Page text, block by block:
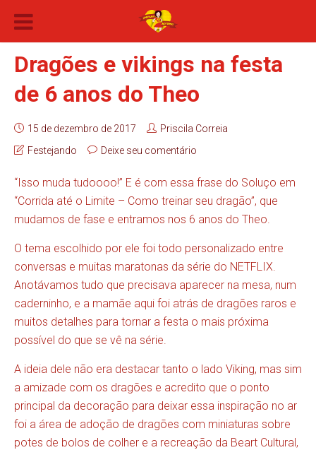
Dragões e vikings na festa
de 6 anos do Theo
15 de dezembro de 2017
Priscila Correia
Festejando
Deixe seu comentário
“Isso muda tudoooo!” E é com essa frase do Soluço em
“Corrida até o Limite – Como treinar seu dragão”, que
mudamos de fase e entramos nos 6 anos do Theo.
O tema escolhido por ele foi todo personalizado entre
conversas e muitas maratonas da série do NETFLIX.
Anotávamos tudo que precisava aparecer na mesa, num
caderninho, e a mamãe aqui foi atrás de dragões raros e
muitos detalhes para tornar a festa o mais próxima
possível do que se vê na série.
A ideia dele não era destacar tanto o lado Viking, mas sim
a amizade com os dragões e acredito que o ponto
principal da decoração para deixar essa inspiração no ar
foi a área de adoção de dragões com miniaturas sobre
potes de bolos de colher e a recreação da Beart Cultural,